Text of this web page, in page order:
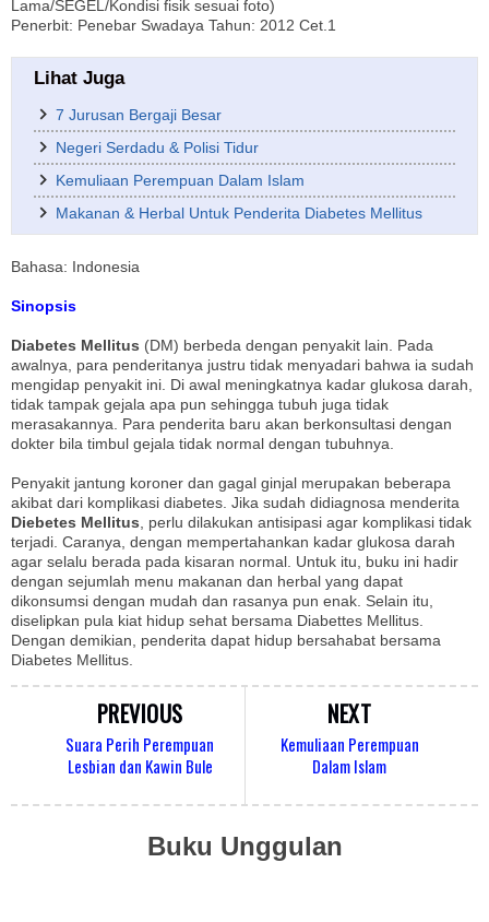
Lama/SEGEL/Kondisi fisik sesuai foto)
Penerbit: Penebar Swadaya Tahun: 2012 Cet.1
Lihat Juga
7 Jurusan Bergaji Besar
Negeri Serdadu & Polisi Tidur
Kemuliaan Perempuan Dalam Islam
Makanan & Herbal Untuk Penderita Diabetes Mellitus
Bahasa: Indonesia
Sinopsis
Diabetes Mellitus (DM) berbeda dengan penyakit lain. Pada
awalnya, para penderitanya justru tidak menyadari bahwa ia sudah
mengidap penyakit ini. Di awal meningkatnya kadar glukosa darah,
tidak tampak gejala apa pun sehingga tubuh juga tidak
merasakannya. Para penderita baru akan berkonsultasi dengan
dokter bila timbul gejala tidak normal dengan tubuhnya.
Penyakit jantung koroner dan gagal ginjal merupakan beberapa
akibat dari komplikasi diabetes. Jika sudah didiagnosa menderita
Diebetes Mellitus , perlu dilakukan antisipasi agar komplikasi tidak
terjadi. Caranya, dengan mempertahankan kadar glukosa darah
agar selalu berada pada kisaran normal. Untuk itu, buku ini hadir
dengan sejumlah menu makanan dan herbal yang dapat
dikonsumsi dengan mudah dan rasanya pun enak. Selain itu,
diselipkan pula kiat hidup sehat bersama Diabettes Mellitus.
Dengan demikian, penderita dapat hidup bersahabat bersama
Diabetes Mellitus.
NEXT
Kemuliaan Perempuan
Dalam Islam
PREVIOUS
Suara Perih Perempuan
Lesbian dan Kawin Bule
Buku Unggulan